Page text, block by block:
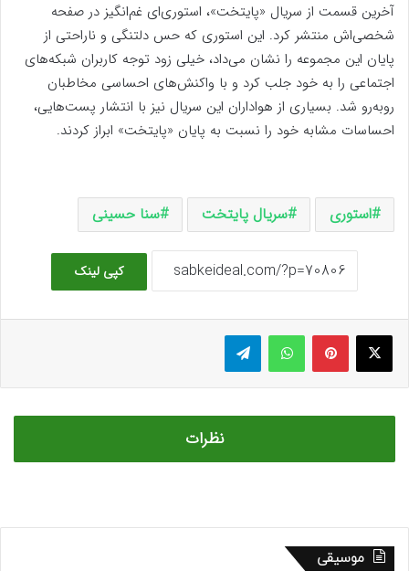
آخرین قسمت از سریال «پایتخت»، استوری‌ای غم‌انگیز در صفحه
شخصی‌اش منتشر کرد. این استوری که حس دلتنگی و ناراحتی از
پایان این مجموعه را نشان می‌داد، خیلی زود توجه کاربران شبکه‌های
اجتماعی را به خود جلب کرد و با واکنش‌های احساسی مخاطبان
روبه‌رو شد. بسیاری از هواداران این سریال نیز با انتشار پست‌هایی،
احساسات مشابه خود را نسبت به پایان «پایتخت» ابراز کردند.
استوری سریال پایتخت سنا حسینی
کپی لینک
ایکس پینتریستواتس آپ تلگرام
نظرات
موسیقی